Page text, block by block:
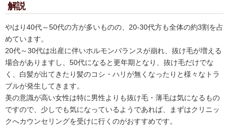
解説
やはり40代～50代の方が多いものの、20-30代方も全体の約3割を占
めています。
20代～30代は出産に伴いホルモンバランスが崩れ、抜け毛が増える
場合がありますし、50代になると更年期となり、抜け毛だけでな
く、白髪が出てきたり髪のコシ・ハリが無くなったりと様々なトラ
ブルが発生してきます。
美の意識が高い女性は特に男性よりも抜け毛・薄毛は気になるもの
ですので、少しでも気になっているようであれば、まずはクリニッ
クへカウンセリングを受けに行くのがおすすめです。